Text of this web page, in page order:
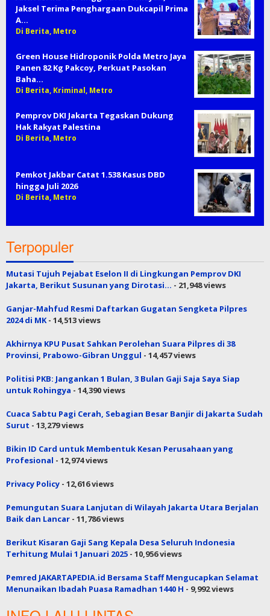
Jaksel Terima Penghargaan Dukcapil Prima
A…
Di Berita, Metro
Green House Hidroponik Polda Metro Jaya
Panen 82 Kg Pakcoy, Perkuat Pasokan
Baha…
Di Berita, Kriminal, Metro
Pemprov DKI Jakarta Tegaskan Dukung
Hak Rakyat Palestina
Di Berita, Metro
Pemkot Jakbar Catat 1.538 Kasus DBD
hingga Juli 2026
Di Berita, Metro
Terpopuler
Mutasi Tujuh Pejabat Eselon II di Lingkungan Pemprov DKI
Jakarta, Berikut Susunan yang Dirotasi… - 21,948 views
Ganjar-Mahfud Resmi Daftarkan Gugatan Sengketa Pilpres
2024 di MK- 14,513 views
Akhirnya KPU Pusat Sahkan Perolehan Suara Pilpres di 38
Provinsi, Prabowo-Gibran Unggul - 14,457 views
Politisi PKB: Jangankan 1 Bulan, 3 Bulan Gaji Saja Saya Siap
untuk Rohingya - 14,390 views
Cuaca Sabtu Pagi Cerah, Sebagian Besar Banjir di Jakarta Sudah
Surut - 13,279 views
Bikin ID Card untuk Membentuk Kesan Perusahaan yang
Profesional - 12,974 views
Privacy Policy - 12,616 views
Pemungutan Suara Lanjutan di Wilayah Jakarta Utara Berjalan
Baik dan Lancar - 11,786 views
Berikut Kisaran Gaji Sang Kepala Desa Seluruh Indonesia
Terhitung Mulai 1 Januari 2025 - 10,956 views
Pemred JAKARTAPEDIA.id Bersama Staff Mengucapkan Selamat
Menunaikan Ibadah Puasa Ramadhan 1440 H - 9,992 views